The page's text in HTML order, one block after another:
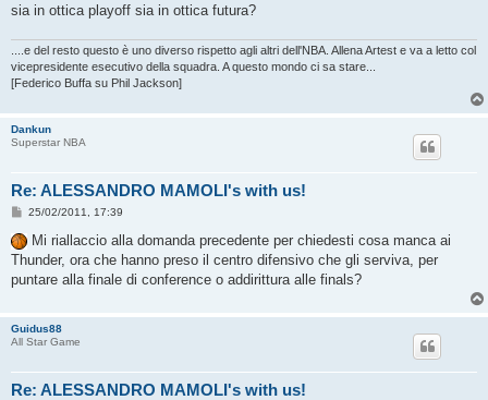
i
sia in ottica playoff sia in ottica futura?
....e del resto questo è uno diverso rispetto agli altri dell'NBA. Allena Artest e va a letto col
vicepresidente esecutivo della squadra. A questo mondo ci sa stare...
[Federico Buffa su Phil Jackson]
Dankun
Superstar NBA
Re: ALESSANDRO MAMOLI's with us!
M
s
s
a
g
o
25/02/2011, 17:39
Mi riallaccio alla domanda precedente per chiedesti cosa manca ai
Thunder, ora che hanno preso il centro difensivo che gli serviva, per
puntare alla finale di conference o addirittura alle finals?
Guidus88
All Star Game
Re: ALESSANDRO MAMOLI's with us!